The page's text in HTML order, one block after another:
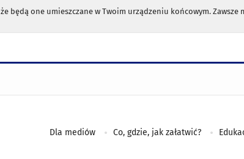
będą one umieszczane w Twoim urządzeniu końcowym. Zawsze
Dla mediów Co, gdzie, jak załatwić?